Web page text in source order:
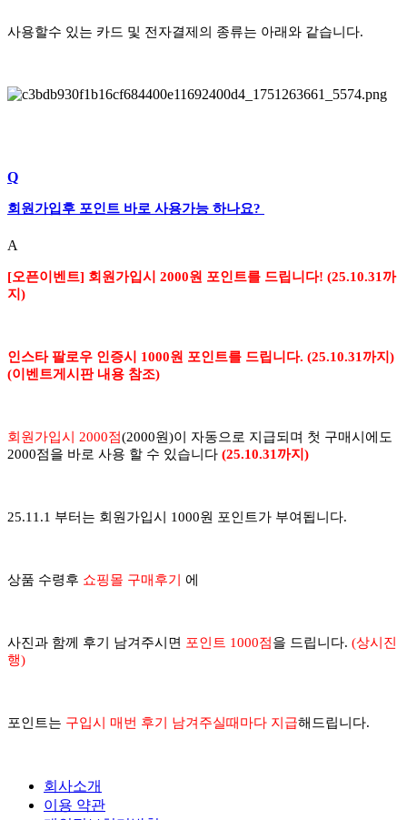
사용할수 있는 카드 및 전자결제의 종류는 아래와 같습니다.
Q
회원가입후 포인트 바로 사용가능 하나요?
A
[오픈이벤트] 회원가입시 2000원 포인트를 드립니다! (25.10.31까
지)
인스타 팔로우 인증시 1000원 포인트를 드립니다. (25.10.31까지)
(이벤트게시판 내용 참조)
회원가입시 2000점(2000원)이 자동으로 지급되며 첫 구매시에도
2000점을 바로 사용 할 수 있습니다 (25.10.31까지)
25.11.1 부터는 회원가입시 1000원 포인트가 부여됩니다.
상품 수령후 쇼핑몰 구매후기 에
사진과 함께 후기 남겨주시면 포인트 1000점을 드립니다. (상시진
행)
포인트는 구입시 매번 후기 남겨주실때마다 지급해드립니다.
회사소개
이용 약관